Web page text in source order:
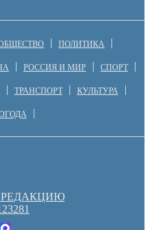
ПОЛИТИКА
РОССИЯ И МИР СПОРТ
ТРАНСПОРТ КУЛЬТУРА
РЕДАКЦИЮ